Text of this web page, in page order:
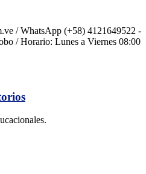
/ WhatsApp (+58) 4121649522 -
/ Horario: Lunes a Viernes 08:00